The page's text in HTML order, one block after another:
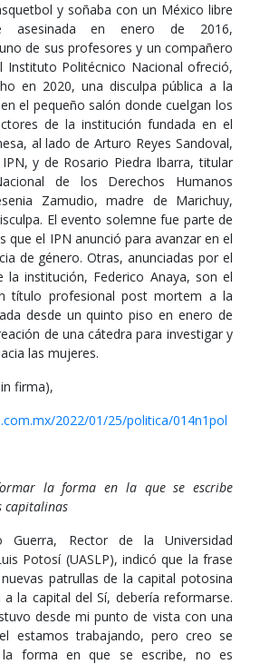
y soñaba con un México libre
asesinada en enero de 2016,
de sus profesores y un compañero
Instituto Politécnico Nacional ofreció,
en 2020, una disculpa pública a la
el pequeño salón donde cuelgan los
de la institución fundada en el
al lado de Arturo Reyes Sandoval,
y de Rosario Piedra Ibarra, titular
de los Derechos Humanos
Zamudio, madre de Marichuy,
El evento solemne fue parte de
que el IPN anunció para avanzar en el
de género. Otras, anunciadas por el
la institución, Federico Anaya, son el
título profesional post mortem a la
desde un quinto piso en enero de
de una cátedra para investigar y
las mujeres.
firma),
2022/01/25/politica/014n1pol
la forma en la que se escribe
capitalinas
Guerra, Rector de la Universidad
Potosí (UASLP), indicó que la frase
patrullas de la capital potosina
a la capital del Sí, debería reformarse.
desde mi punto de vista con una
estamos trabajando, pero creo se
forma en que se escribe, no es